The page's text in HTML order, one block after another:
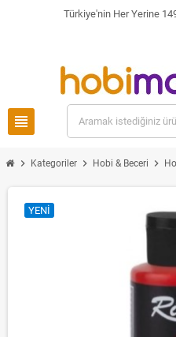
Türkiye'nin Her Yerine
view_headline
chevron_right Kategoriler chevron_right Hobi & Beceri chevron_right
YENI